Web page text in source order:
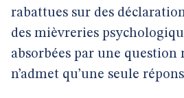
rabattues sur des
des mièvreries
absorbées par une
n’admet qu’une seule